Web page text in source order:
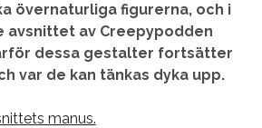
övernaturliga figurerna, och i
av Creepypodden
dessa gestalter fortsätter
var de kan tänkas dyka upp.
manus.